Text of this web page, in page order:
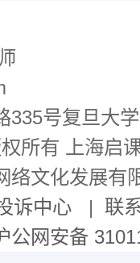
335号复旦大
所有 上海启
络文化发展有
诉中心 | 联
公网安备